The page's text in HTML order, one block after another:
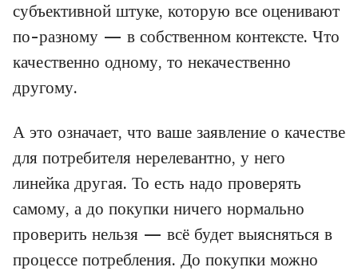
субъективной штуке, которую все оценивают
по-разному — в собственном контексте. Что
качественно одному, то некачественно
другому.
А это означает, что ваше заявление о качестве
для потребителя нерелевантно, у него
линейка другая. То есть надо проверять
самому, а до покупки ничего нормально
проверить нельзя — всё будет выясняться в
процессе потребления. До покупки можно